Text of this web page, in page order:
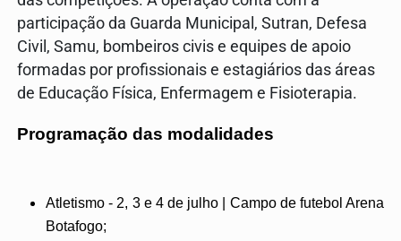
participação da Guarda Municipal, Sutran, Defesa
Civil, Samu, bombeiros civis e equipes de apoio
formadas por profissionais e estagiários das áreas
de Educação Física, Enfermagem e Fisioterapia.
Programação das modalidades
Atletismo - 2, 3 e 4 de julho | Campo de futebol Arena
Botafogo;